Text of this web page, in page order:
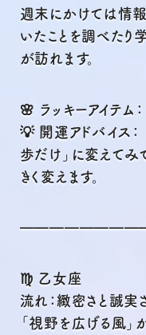
週末にかけては情
いたことを調べたり
が訪れます。
🌸 ラッキーアイテム
💡 開運アドバイス：
歩だけ」に変えてみ
きく変えます。
♍ 乙女座
流れ：緻密さと誠
「視野を広げる風」